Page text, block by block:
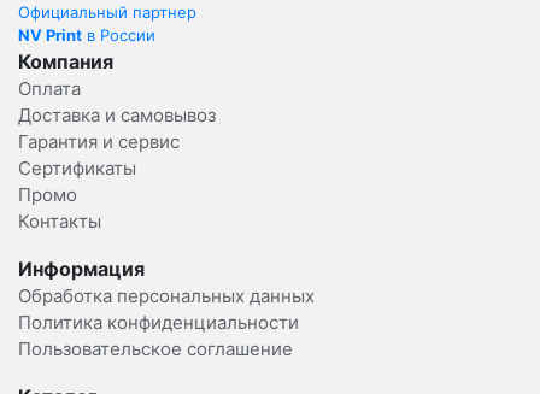
Официальный партнер
NV Print в России
Компания
Оплата
Доставка и самовывоз
Гарантия и сервис
Сертификаты
Промо
Контакты
Информация
Обработка персональных данных
Политика конфиденциальности
Пользовательское соглашение